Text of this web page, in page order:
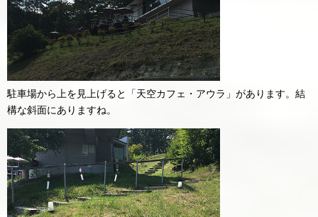
駐車場から上を見上げると「天空カフェ・アウラ」があります。結
構な斜面にありますね。